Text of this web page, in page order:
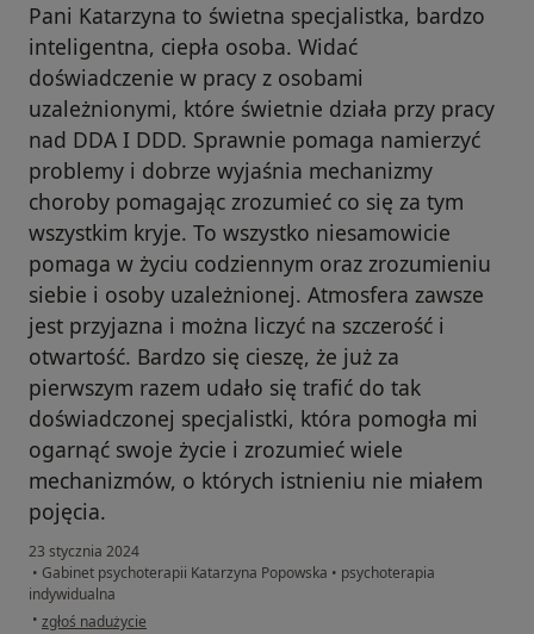
Pani Katarzyna to świetna specjalistka, bardzo
inteligentna, ciepła osoba. Widać
doświadczenie w pracy z osobami
uzależnionymi, które świetnie działa przy pracy
nad DDA I DDD. Sprawnie pomaga namierzyć
problemy i dobrze wyjaśnia mechanizmy
choroby pomagając zrozumieć co się za tym
wszystkim kryje. To wszystko niesamowicie
pomaga w życiu codziennym oraz zrozumieniu
siebie i osoby uzależnionej. Atmosfera zawsze
jest przyjazna i można liczyć na szczerość i
otwartość. Bardzo się cieszę, że już za
pierwszym razem udało się trafić do tak
doświadczonej specjalistki, która pomogła mi
ogarnąć swoje życie i zrozumieć wiele
mechanizmów, o których istnieniu nie miałem
pojęcia.
23 stycznia 2024
• Gabinet psychoterapii Katarzyna Popowska • psychoterapia
indywidualna
• w opinii użytkownika NN
zgłoś nadużycie